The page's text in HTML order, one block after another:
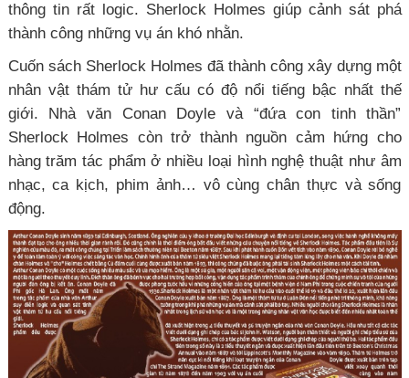
thông tin rất logic. Sherlock Holmes giúp cảnh sát phá
thành công những vụ án khó nhằn.
Cuốn sách Sherlock Holmes đã thành công xây dựng một
nhân vật thám tử hư cấu có độ nổi tiếng bậc nhất thế
giới. Nhà văn Conan Doyle và “đứa con tinh thần”
Sherlock Holmes còn trở thành nguồn cảm hứng cho
hàng trăm tác phẩm ở nhiều loại hình nghệ thuật như âm
nhạc, ca kịch, phim ảnh… vô cùng chân thực và sống
động.